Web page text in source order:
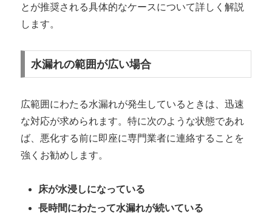
とが推奨される具体的なケースについて詳しく解説
します。
水漏れの範囲が広い場合
広範囲にわたる水漏れが発生しているときは、迅速
な対応が求められます。特に次のような状態であれ
ば、悪化する前に即座に専門業者に連絡することを
強くお勧めします。
床が水浸しになっている
長時間にわたって水漏れが続いている